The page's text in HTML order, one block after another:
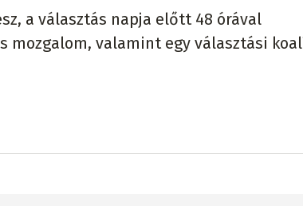
a választás napja előtt 48 órával
mozgalom, valamint egy választási